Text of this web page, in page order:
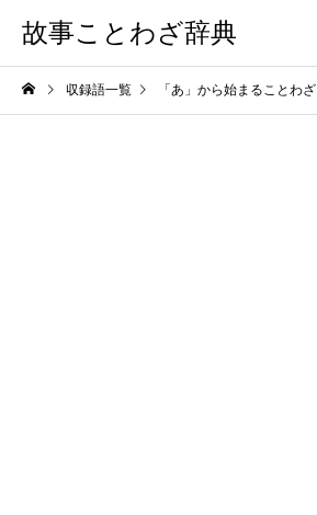
故事ことわざ辞典
収録語一覧 「あ」から始まることわざ